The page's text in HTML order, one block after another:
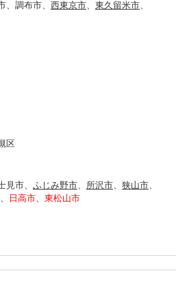
、調布市、 西東京市、 東久留米市、
区
見市、 ふじみ野市、 所沢市、 狭山市、
、 日高市、 東松山市